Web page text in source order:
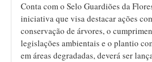
Conta com o Selo Guardiões da
iniciativa que visa destacar ações
conservação de árvores, o
legislações ambientais e o plantio
em áreas degradadas, deverá ser